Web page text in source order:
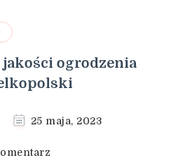
jakości ogrodzenia
25 maja, 2023